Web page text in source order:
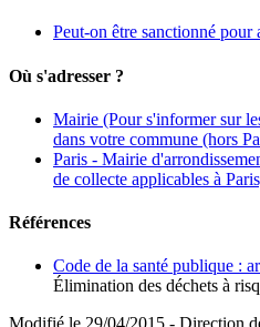
Peut-on être sanctionné pour
Où s'adresser ?
Mairie (Pour s'informer sur
dans votre commune (hors
Paris - Mairie
de collecte applicables à
Références
Code de la santé publique :
Élimination des déchets à